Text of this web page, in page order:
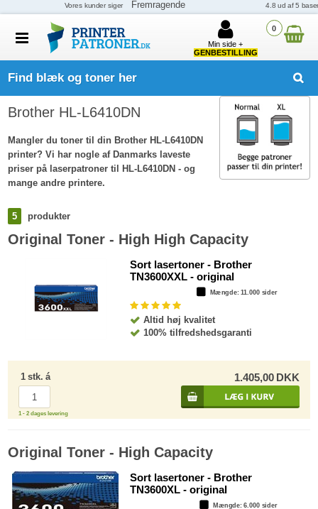
0
Min side +
GENBESTILLING
Find blæk og toner her
Brother HL-L6410DN
Mangler du toner til din Brother HL-L6410DN
printer? Vi har nogle af Danmarks laveste
priser på laserpatroner til HL-L6410DN - og
mange andre printere.
5 produkter
Original Toner - High High Capacity
Sort lasertoner - Brother
TN3600XXL - original
Mængde: 11.000 sider
Altid høj kvalitet
100% tilfredshedsgaranti
1 stk. á 1.405,00 DKK
1 - 2 dages levering
Original Toner - High Capacity
Sort lasertoner - Brother
TN3600XL - original
Mængde: 6.000 sider